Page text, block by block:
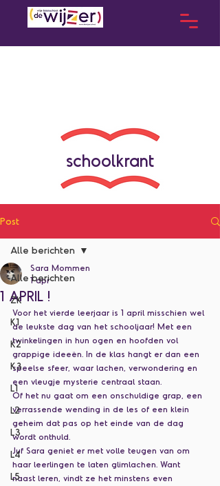
schoolkrant
Post
Alle berichten
ZK
K1
K2
K3
L1
L2
L3
L4
L5
Alle berichten
1 APRIL !
Sara Mommen
1 apr
Voor het vierde leerjaar is 1 april misschien wel
de leukste dag van het schooljaar! Met een
twinkelingen in hun ogen en hoofden vol
grappige ideeën. In de klas hangt er dan een
speelse sfeer, waar lachen, verwondering en
een vleugje mysterie centraal staan.
Of het nu gaat om een onschuldige grap, een
verrassende wending in de les of een klein
geheim dat pas op het einde van de dag
wordt onthuld.
Juf Sara geniet er met volle teugen van om
haar leerlingen te laten glimlachen. Want
naast leren, vindt ze het minstens even